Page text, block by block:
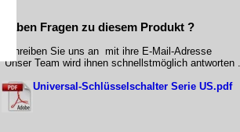
Haben Fragen zu diesem Produkt ?
Schreiben Sie uns an mit ihre E-Mail-Adresse
Unser Team wird ihnen schnellstmöglich antworten .
Universal-Schlüsselschalter Serie US.pdf